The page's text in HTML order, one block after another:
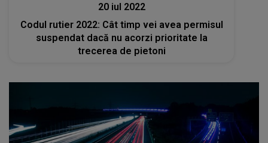
20 iul 2022
Codul rutier 2022: Cât timp vei avea permisul
suspendat dacă nu acorzi prioritate la
trecerea de pietoni